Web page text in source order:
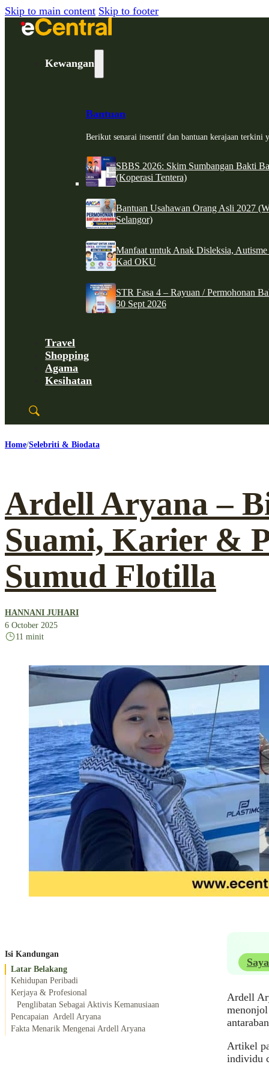
Skip to main content Skip to footer
Kewangan
Bantuan
Berikut senarai insentif dan bantuan kerajaan terkini
SBBS 2026: Skim Sumbangan Bakti
(Koperasi Tentera)
Bantuan Usahawan Orang Asli 2027
Selangor)
Manfaat untuk Anak Disleksia,
Kad OKU
STR Fasa 4 – Rayuan / Permohonan
30 Sept 2026
Travel
Shopping
Agama
Kesihatan
Home Selebriti & Biodata
Ardell Aryana –
Suami, Karier &
Sumud Flotilla
HANNANI JUHARI
6 October 2025
11 minit
Isi Kandungan
Latar Belakang
Kehidupan Peribadi
Kerjaya & Profesional
Penglibatan Sebagai Aktivis Kemanusiaan
Pencapaian Ardell Aryana
Fakta Menarik Mengenai Ardell Aryana
Ardell
Artikel
individu